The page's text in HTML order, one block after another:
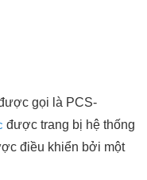
gọi là PCS-
được trang bị hệ thống
điều khiển bởi một